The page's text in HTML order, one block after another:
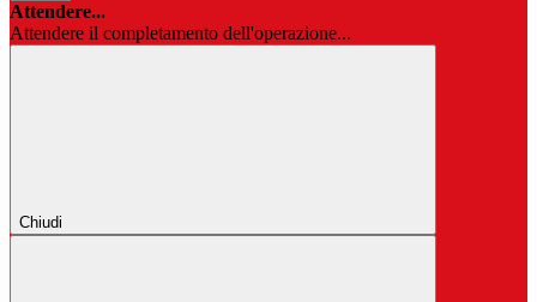
Attendere...
Attendere il completamento dell'operazione...
Chiudi